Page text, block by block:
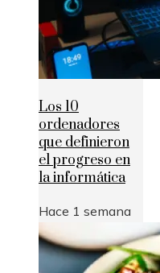
Los 10
ordenadores
que definieron
el progreso en
la informática
Hace 1 semana